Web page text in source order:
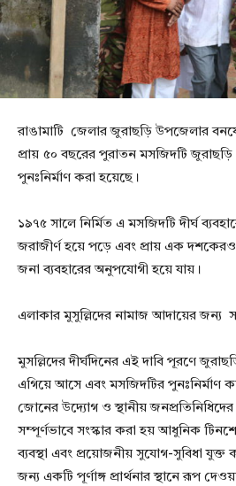
রাঙামাটি জেলার জুরাছড়ি উপজেলার
প্রায় ৫০ বছরের পুরাতন মসজিদটি
পুনঃনির্মাণ করা হয়েছে।
১৯৭৫ সালে নির্মিত এ মসজিদটি দীর্ঘ
জরাজীর্ণ হয়ে পড়ে এবং প্রায় এক দশকেরও
জনা ব্যবহারের অনুপযোগী হয়ে যায়।
এলাকার মুসুল্লিদের নামাজ আদায়ের জন্য
মুসল্লিদের দীর্ঘদিনের এই দাবি পূরণে
এগিয়ে আসে এবং মসজিদটির পুনঃনির্মাণ
জোনের উদ্যোগ ও স্থানীয়
সম্পূর্ণভাবে সংস্কার করা হয় আধুনিক
ব্যবস্থা এবং প্রয়োজনীয় সুযোগ-সুবিধা যুক্ত
জন্য একটি পূর্ণাঙ্গ প্রার্থনার স্থানে রূপ